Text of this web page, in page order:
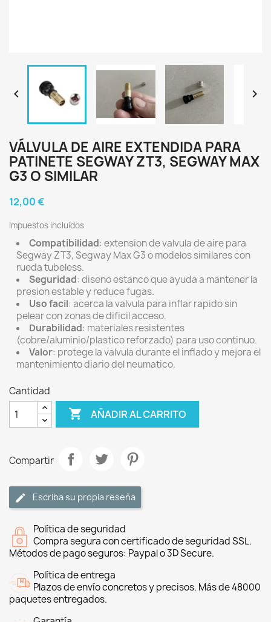
 
VÁLVULA DE AIRE EXTENDIDA PARA
PATINETE SEGWAY ZT3, SEGWAY MAX
G3 O SIMILAR
12,00 €
Impuestos incluidos
Compatibilidad: extension de valvula de aire para
Segway ZT3, Segway Max G3 o modelos similares con
rueda tubeless.
Seguridad: diseno estanco que ayuda a mantener la
presion estable y reduce fugas.
Uso facil: acerca la valvula para inflar rapido sin
pelear con zonas de dificil acceso.
Durabilidad: materiales resistentes
(cobre/aluminio/plastico reforzado) para uso continuo.
Valor: protege la valvula durante el inflado y mejora el
mantenimiento diario del neumatico.
Cantidad
 AÑADIR AL CARRITO
Compartir
Escriba su propia reseña
Política de seguridad
Compra segura con certificado de seguridad SSL.
Métodos de pago seguros: Paypal o 3D Secure.
Política de entrega
Plazos de envío concretos y precisos. Más de 48000
paquetes entregados.